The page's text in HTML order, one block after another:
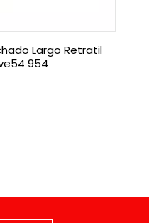
Largo Retratil
954